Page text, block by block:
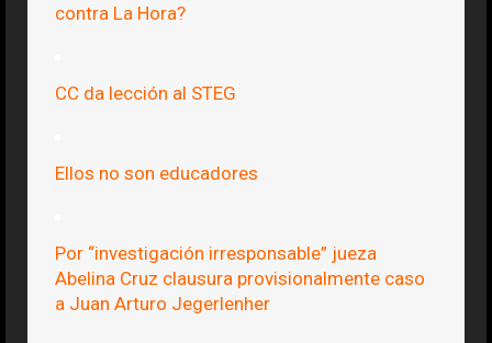
contra La Hora?
CC da lección al STEG
Ellos no son educadores
Por “investigación irresponsable” jueza
Abelina Cruz clausura provisionalmente caso
a Juan Arturo Jegerlenher